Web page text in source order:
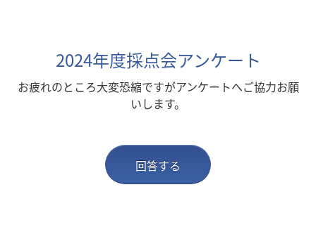
2024年度採点会アンケート
お疲れのところ大変恐縮ですがアンケートへご協力お願
いします。
回答する